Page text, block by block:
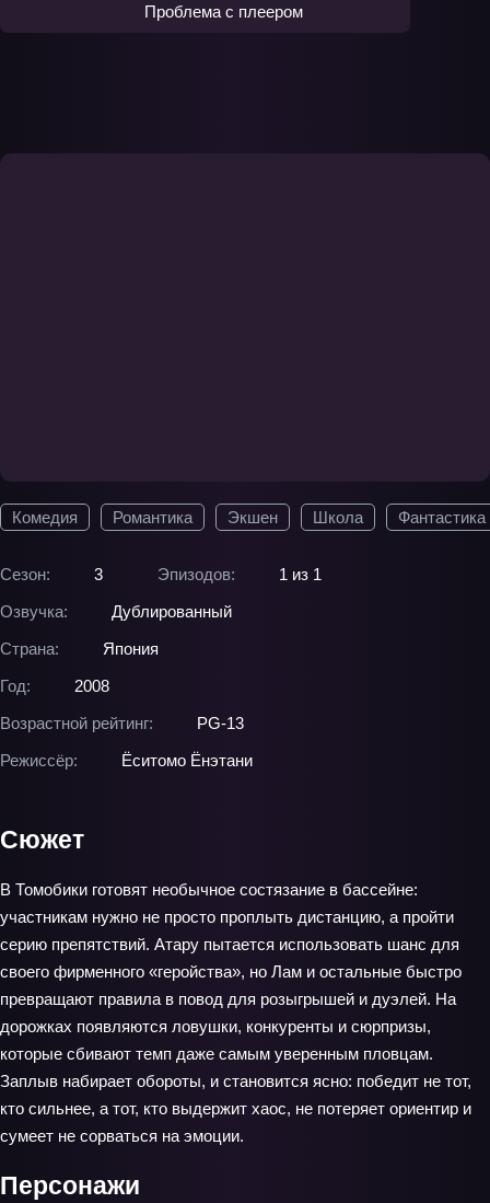
Комедия Романтика Экшен Школа Фантастика
Сезон: 3 Эпизодов:
1 из 1
Озвучка:
Дублированный
Страна:
Япония
Год:
2008
Возрастной рейтинг:
PG-13
Режиссёр:
Ёситомо Ёнэтани
Проблема с плеером
Сюжет
В Томобики готовят необычное состязание в бассейне:
участникам нужно не просто проплыть дистанцию, а пройти
серию препятствий. Атару пытается использовать шанс для
своего фирменного «геройства», но Лам и остальные быстро
превращают правила в повод для розыгрышей и дуэлей. На
дорожках появляются ловушки, конкуренты и сюрпризы,
которые сбивают темп даже самым уверенным пловцам.
Заплыв набирает обороты, и становится ясно: победит не тот,
кто сильнее, а тот, кто выдержит хаос, не потеряет ориентир и
сумеет не сорваться на эмоции.
Персонажи